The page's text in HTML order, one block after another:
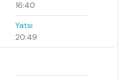
16:40
Yatsı
20:49